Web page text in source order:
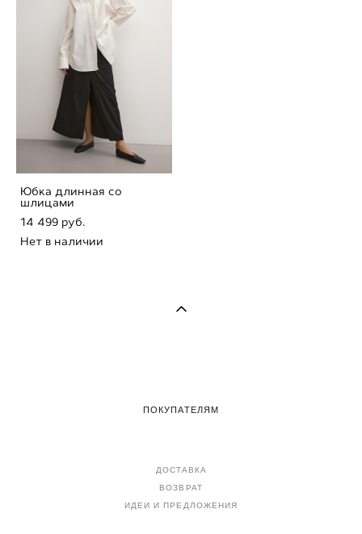
Юбка длинная со
шлицами
14 499 pуб.
Нет в наличии
ПОКУПАТЕЛЯМ
ДОСТАВКА
ВОЗВРАТ
ИДЕИ И ПРЕДЛОЖЕНИЯ